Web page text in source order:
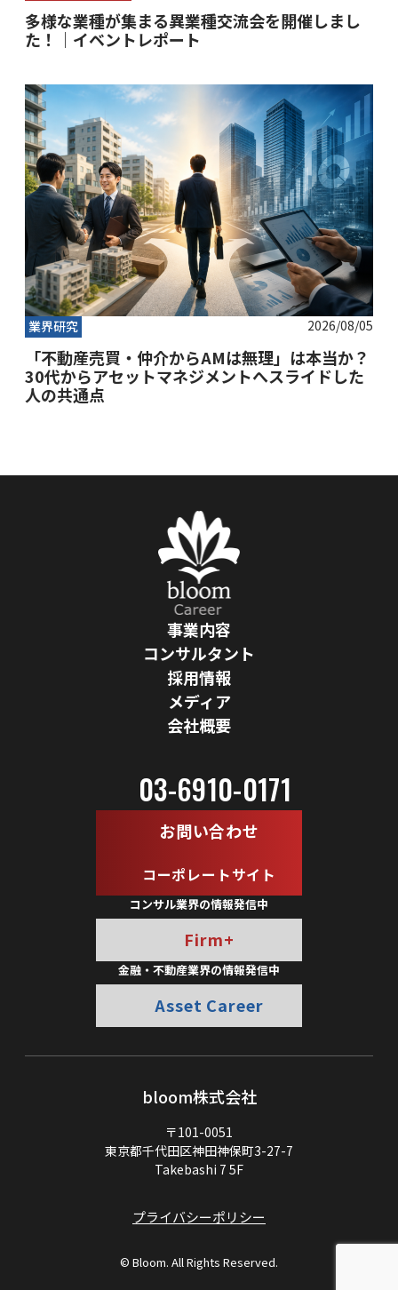
多様な業種が集まる異業種交流会を開催しまし
た！｜イベントレポート
業界研究 2026/08/05
「不動産売買・仲介からAMは無理」は本当か？
30代からアセットマネジメントへスライドした
人の共通点
事業内容
コンサルタント
採用情報
メディア
会社概要
bloom株式会社
〒101-0051
東京都千代田区神田神保町3-27-7
Takebashi 7 5F
プライバシーポリシー
© Bloom. All Rights Reserved.
03-6910-0171
お問い合わせ
コーポレートサイト
コンサル業界の情報発信中
Firm+
金融・不動産業界の情報発信中
Asset Career